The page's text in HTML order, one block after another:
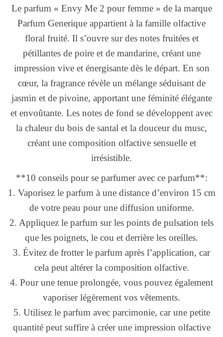
Le parfum « Envy Me 2 pour femme » de la marque
Parfum Generique appartient à la famille olfactive
floral fruité. Il s’ouvre sur des notes fruitées et
pétillantes de poire et de mandarine, créant une
impression vive et énergisante dès le départ. En son
cœur, la fragrance révèle un mélange séduisant de
jasmin et de pivoine, apportant une féminité élégante
et envoûtante. Les notes de fond se développent avec
la chaleur du bois de santal et la douceur du musc,
créant une composition olfactive sensuelle et
irrésistible.
**10 conseils pour se parfumer avec ce parfum**:
1. Vaporisez le parfum à une distance d’environ 15 cm
de votre peau pour une diffusion uniforme.
2. Appliquez le parfum sur les points de pulsation tels
que les poignets, le cou et derrière les oreilles.
3. Évitez de frotter le parfum après l’application, car
cela peut altérer la composition olfactive.
4. Pour une tenue prolongée, vous pouvez également
vaporiser légèrement vos vêtements.
5. Utilisez le parfum avec parcimonie, car une petite
quantité peut suffire à créer une impression olfactive